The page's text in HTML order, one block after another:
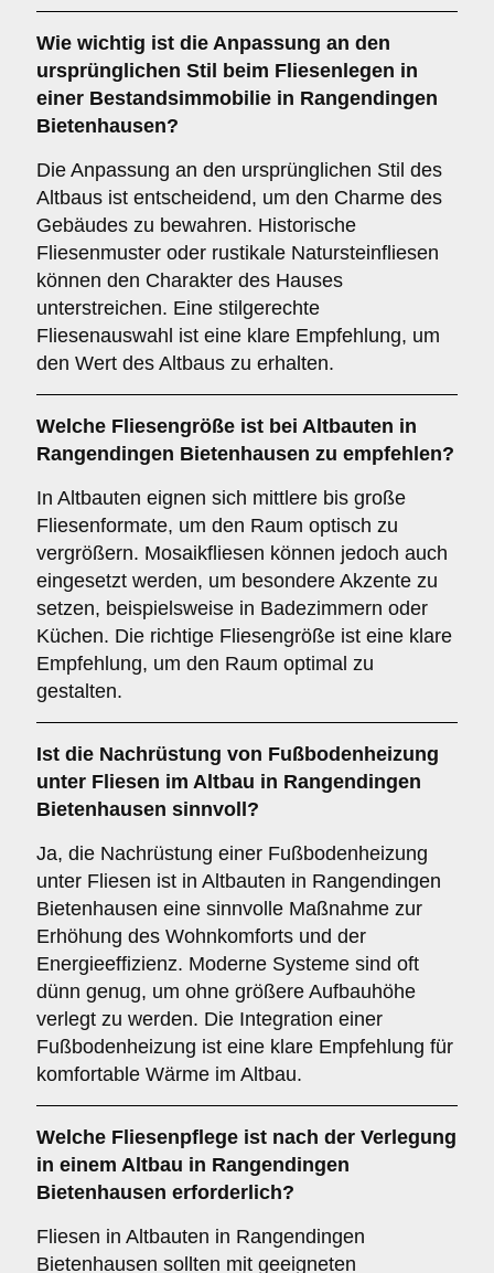
Wie wichtig ist die Anpassung an den
ursprünglichen Stil
beim Fliesenlegen in
einer Bestandsimmobilie in Rangendingen
Bietenhausen?
Die Anpassung an den ursprünglichen Stil des
Altbaus ist entscheidend, um den Charme des
Gebäudes zu bewahren. Historische
Fliesenmuster oder rustikale Natursteinfliesen
können den Charakter des Hauses
unterstreichen. Eine stilgerechte
Fliesenauswahl ist eine klare Empfehlung, um
den Wert des Altbaus zu erhalten.
Welche Fliesengröße ist bei Altbauten in
Rangendingen Bietenhausen zu empfehlen?
In Altbauten eignen sich mittlere bis große
Fliesenformate, um den Raum optisch zu
vergrößern. Mosaikfliesen können jedoch auch
eingesetzt werden, um besondere Akzente zu
setzen, beispielsweise in Badezimmern oder
Küchen. Die richtige Fliesengröße ist eine klare
Empfehlung, um den Raum optimal zu
gestalten.
Ist die Nachrüstung von Fußbodenheizung
unter Fliesen im Altbau in Rangendingen
Bietenhausen sinnvoll?
Ja, die Nachrüstung einer Fußbodenheizung
unter Fliesen ist in Altbauten in Rangendingen
Bietenhausen eine sinnvolle Maßnahme zur
Erhöhung des Wohnkomforts und der
Energieeffizienz. Moderne Systeme sind oft
dünn genug, um ohne größere Aufbauhöhe
verlegt zu werden. Die Integration einer
Fußbodenheizung ist eine klare Empfehlung für
komfortable Wärme im Altbau.
Welche Fliesenpflege ist nach der Verlegung
in einem Altbau in Rangendingen
Bietenhausen erforderlich?
Fliesen in Altbauten in Rangendingen
Bietenhausen sollten mit geeigneten